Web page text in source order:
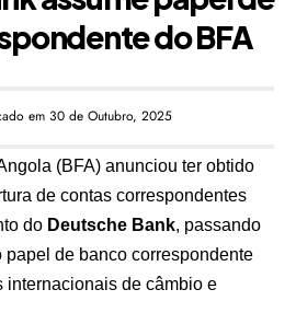
do BFA
em 30 de Outubro, 2025
(BFA) anunciou ter obtido
de contas correspondentes
do Deutsche Bank, passando
papel de banco correspondente
internacionais de câmbio e